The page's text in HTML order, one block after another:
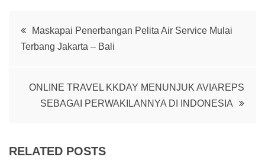
Post
navigation
Maskapai Penerbangan Pelita Air Service Mulai
Terbang Jakarta – Bali
ONLINE TRAVEL KKDAY MENUNJUK AVIAREPS
SEBAGAI PERWAKILANNYA DI INDONESIA
RELATED POSTS